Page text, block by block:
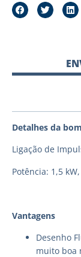
Detalhes da
Ligação de
Potência: 1,5
Vantagens
Desenho
muito boa